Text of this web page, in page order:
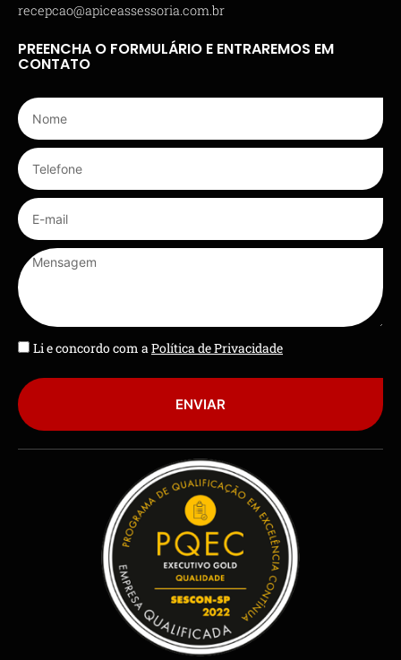
recepcao@apiceassessoria.com.br
PREENCHA O FORMULÁRIO E ENTRAREMOS EM
CONTATO
Li e concordo com aPolítica de Privacidade
ENVIAR